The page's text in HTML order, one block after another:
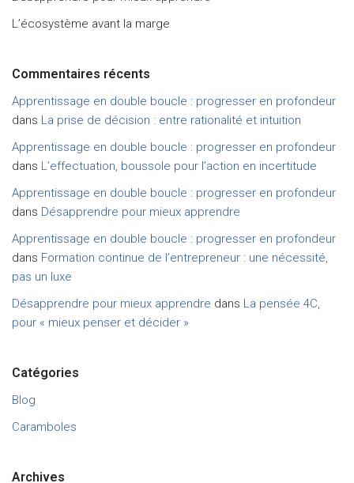
L’écosystème avant la marge
Commentaires récents
Apprentissage en double boucle : progresser en profondeur
dans La prise de décision : entre rationalité et intuition
Apprentissage en double boucle : progresser en profondeur
dans L’effectuation, boussole pour l’action en incertitude
Apprentissage en double boucle : progresser en profondeur
dans Désapprendre pour mieux apprendre
Apprentissage en double boucle : progresser en profondeur
dans Formation continue de l’entrepreneur : une nécessité,
pas un luxe
Désapprendre pour mieux apprendre dans La pensée 4C,
pour « mieux penser et décider »
Catégories
Blog
Caramboles
Archives